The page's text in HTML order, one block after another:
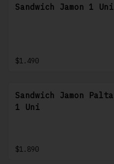
Sandwich Jamon 1 Uni
$1.490
Sandwich Jamon Palta
1 Uni
$1.890